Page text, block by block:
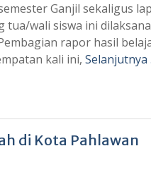
Ganjil sekaligus
wali siswa ini
rapor hasil
kali ini, Selanjutnya
di Kota Pahlawan